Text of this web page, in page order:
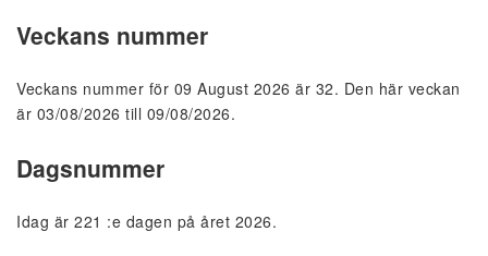
Veckans nummer
Veckans nummer för 09 August 2026 är 32. Den här veckan
är 03/08/2026 till 09/08/2026.
Dagsnummer
Idag är 221 :e dagen på året 2026.